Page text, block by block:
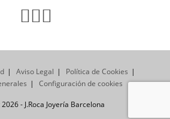
Aviso Legal
Política de Cookies
Configuración de cookies
- J.Roca Joyería Barcelona